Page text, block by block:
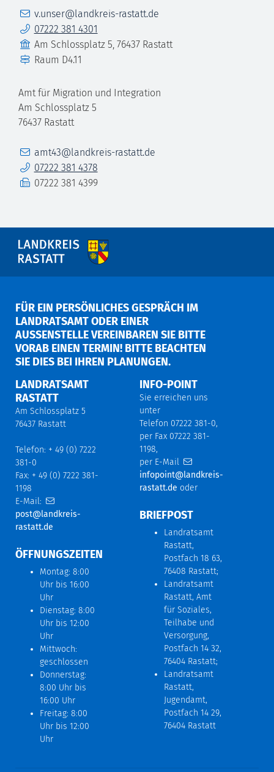
E-Mailv.unser@landkreis-rastatt.de
Telefon07222 381 4301
Gebäude
Am Schlossplatz 5, 76437 Rastatt
Raum D4.11
Amt für Migration und Integration
Am Schlossplatz 5
76437 Rastatt
E-Mailamt43@landkreis-rastatt.de
Telefon07222 381 4378
Fax 07222 381 4399
FÜR EIN PERSÖNLICHES GESPRÄCH IM
LANDRATSAMT ODER EINER
AUSSENSTELLE VEREINBAREN SIE BITTE V
ORAB EINEN TERMIN! BITTE BEACHTEN S
IE DIES BEI IHREN PLANUNGEN.
LANDRATSAMT
RASTATT
Am Schlossplatz 5
76437 Rastatt
Telefon: + 49 (0) 7222
381-0
Fax: + 49 (0) 7222 381-
1198
E-Mail:
post@landkreis-
rastatt.de
ÖFFNUNGSZEITEN
Montag: 8:00
Uhr bis 16:00
Uhr
Dienstag: 8:00
Uhr bis 12:00
Uhr
Mittwoch:
geschlossen
Donnerstag:
8:00 Uhr bis
16:00 Uhr
Freitag: 8:00
Uhr bis 12:00
Uhr
INFO-POINT
Sie erreichen uns
unter
Telefon 07222 381-0,
per Fax 07222 381-
1198,
per E-Mail
infopoint@landkreis-
rastatt.de oder
BRIEFPOST
Landratsamt
Rastatt,
Postfach 18 63,
76408 Rastatt;
Landratsamt
Rastatt, Amt
für Soziales,
Teilhabe und
Versorgung,
Postfach 14 32,
76404 Rastatt;
Landratsamt
Rastatt,
Jugendamt,
Postfach 14 29,
76404 Rastatt